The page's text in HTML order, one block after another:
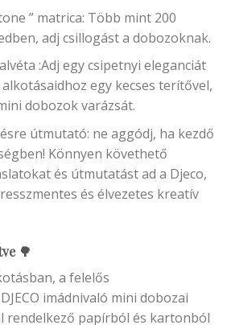
” matrica: Több mint 200
adj csillogást a dobozoknak.
:Adj egy csipetnyi eleganciát
egy kecses terítővel,
dobozok varázsát.
útmutató: ne aggódj, ha kezdő
Könnyen követhető
és útmutatást ad a Djeco,
és élvezetes kreatív
🌳
a felelős
imádnivaló mini dobozai
rendelkező papírból és kartonból